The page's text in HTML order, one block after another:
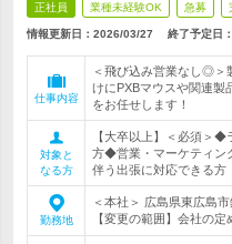
正社員 業種未経験OK 急募
情報更新日：2026/03/27 終了予定日：
仕事内容
＜飛び込み営業なし◎＞
けにPXBマウスや関連製
をお任せします！
対象と
なる方
【大卒以上】＜必須＞◆
方◆営業・マーケティン
伴う出張に対応できる方
勤務地
＜本社＞ 広島県東広島
【変更の範囲】会社の定